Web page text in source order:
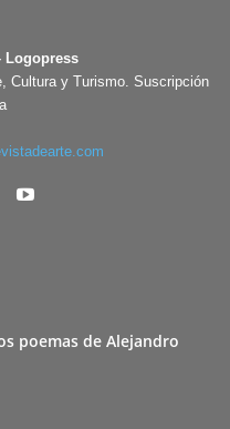
Logopress
Cultura y Turismo. Suscripción
poemas de Alejandro